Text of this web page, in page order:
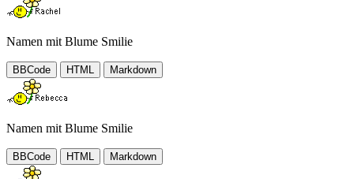
Namen mit Blume Smilie
BBCode HTML Markdown
Namen mit Blume Smilie
BBCode HTML Markdown